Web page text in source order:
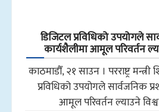
डिजिटल प्रविधिको उपयोगले
कार्यशैलीमा आमूल परिवर्तन
काठमाडौँ, २१ साउन । परराष्ट्र
प्रविधिको उपयोगले सार्वजनिक
आमूल परिवर्तन ल्याउने